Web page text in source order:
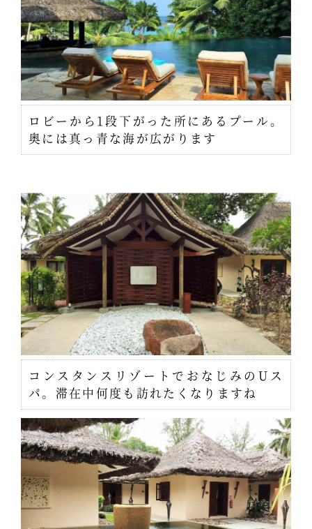
ロビーから1段下がった所にあるプール。
奥には真っ青な海が広がります
コンスタンスリゾートでおなじみのUス
パ。滞在中何度も訪れたくなりますね